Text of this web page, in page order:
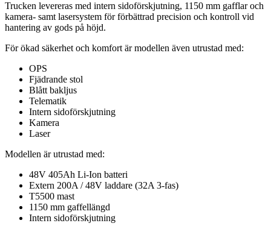
Trucken levereras med intern sidoförskjutning, 1150 mm gafflar och
kamera- samt lasersystem för förbättrad precision och kontroll vid
hantering av gods på höjd.
För ökad säkerhet och komfort är modellen även utrustad med:
OPS
Fjädrande stol
Blått bakljus
Telematik
Intern sidoförskjutning
Kamera
Laser
Modellen är utrustad med:
48V 405Ah Li-Ion batteri
Extern 200A / 48V laddare (32A 3-fas)
T5500 mast
1150 mm gaffellängd
Intern sidoförskjutning